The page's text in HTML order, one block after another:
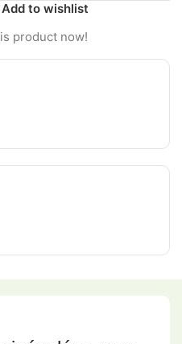
Add to wishlist
product now!